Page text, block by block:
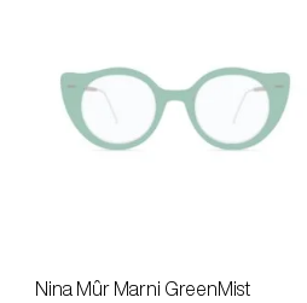
Nina Mûr Marni GreenMist